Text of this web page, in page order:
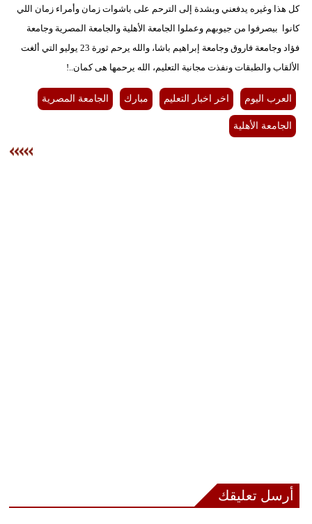
كل هذا وغيره يدفعني وبشدة إلى الترحم على باشوات زمان وأمراء زمان اللي
كانوا بيصرفوا من جيوبهم وعملوا الجامعة الأهلية والجامعة المصرية وجامعة
فؤاد وجامعة فاروق وجامعة إبراهيم باشا، والله يرحم ثورة 23 يوليو التي ألغت
الألقاب والطبقات ونفذت مجانية التعليم، الله يرحمها هى كمان..!
العرب اليوم اخر اخبار التعليم مبارك الجامعة المصرية
الجامعة الأهلية
أرسل تعليقك